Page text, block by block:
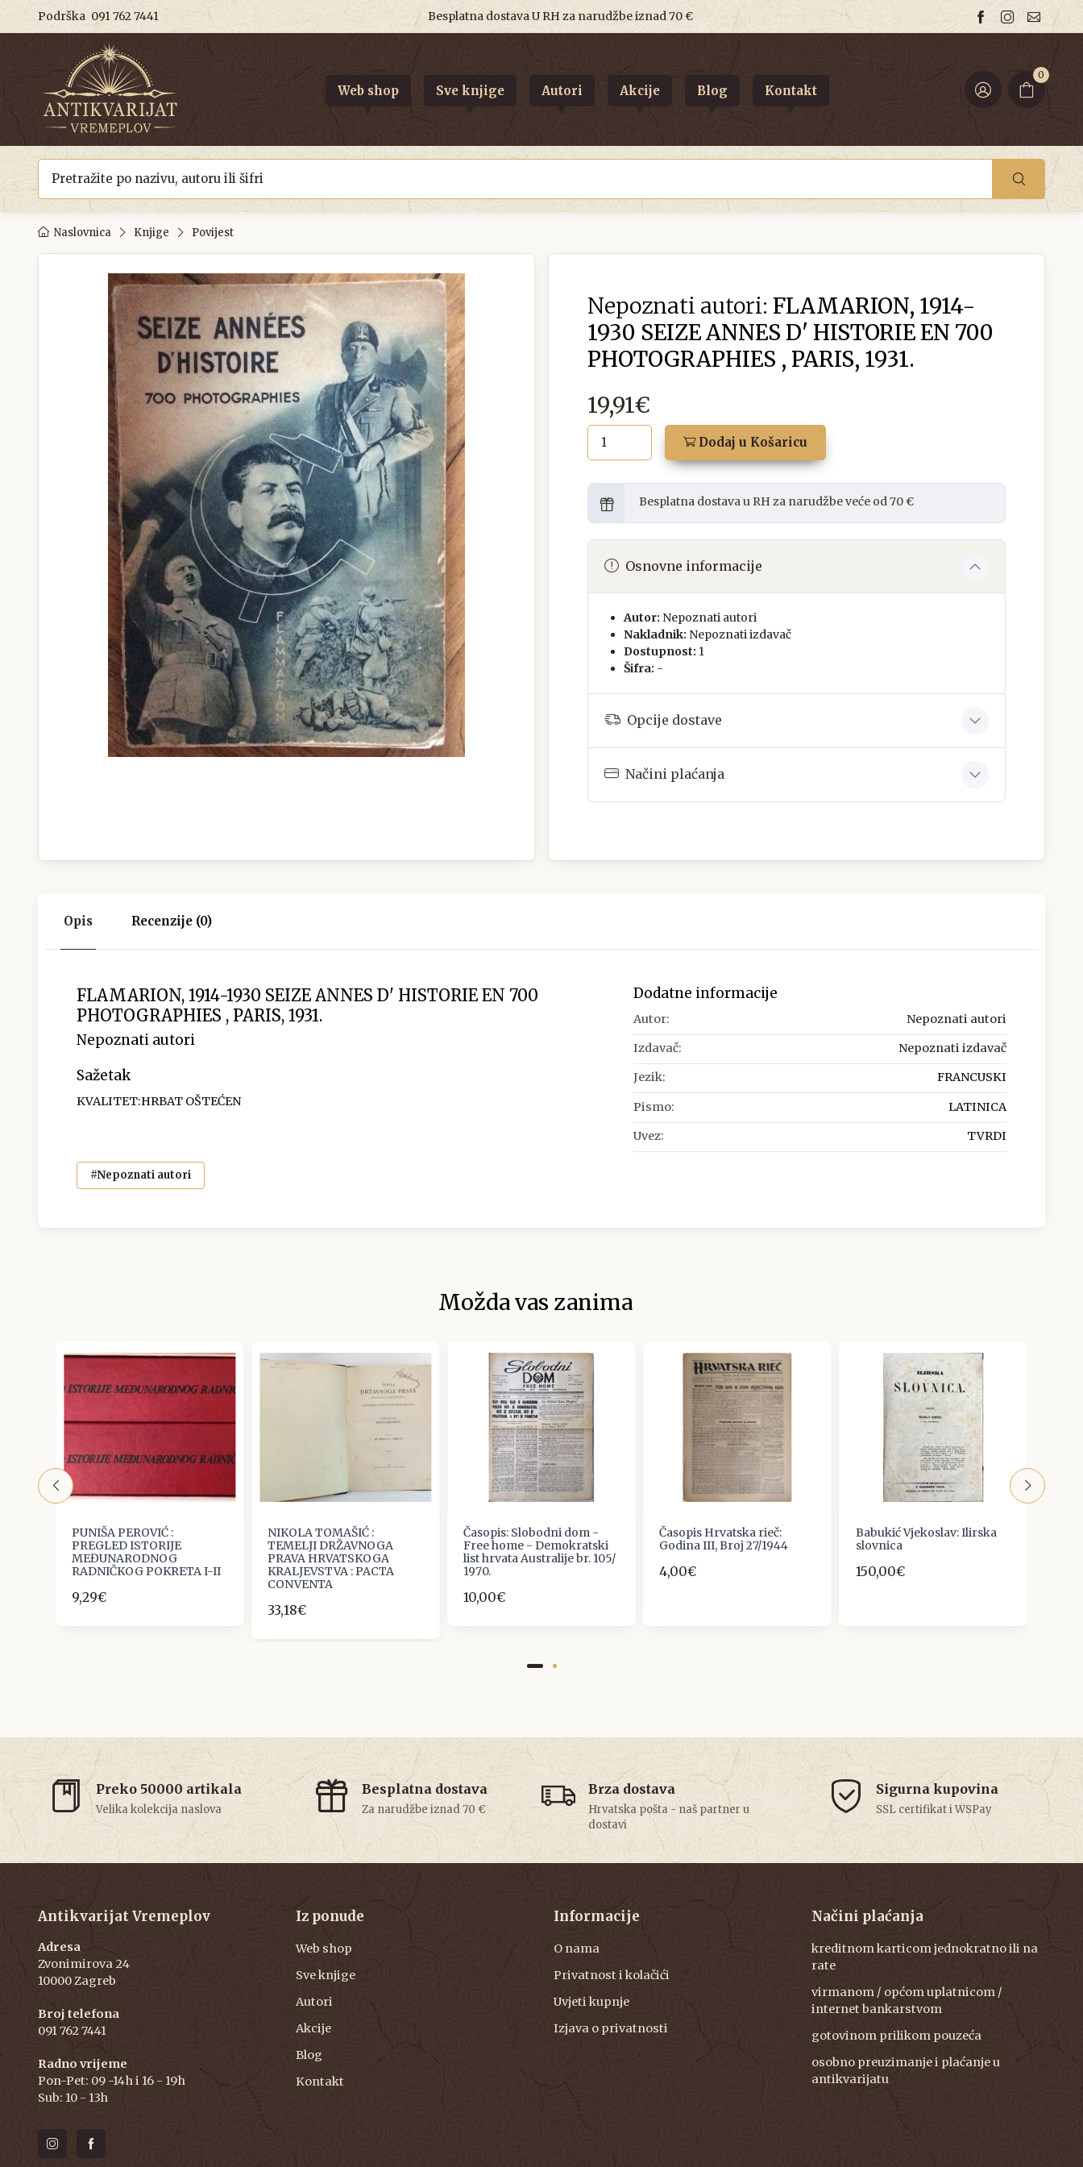
Podrška 091 762 7441 Besplatna dostava U RH za narudžbe iznad 70 €
0
Web shop Sve knjige Autori Akcije Blog Kontakt
Naslovnica Knjige Povijest
Nepoznati autori: FLAMARION, 1914-
1930 SEIZE ANNES D' HISTORIE EN 700
PHOTOGRAPHIES , PARIS, 1931.
19,91€
Dodaj u Košaricu
Besplatna dostava u RH za narudžbe veće od 70 €
Osnovne informacije
Autor: Nepoznati autori
Nakladnik: Nepoznati izdavač
Dostupnost: 1
Šifra: -
Opcije dostave
Načini plaćanja
Opis Recenzije (0)
FLAMARION, 1914-1930 SEIZE ANNES D' HISTORIE EN 700
PHOTOGRAPHIES , PARIS, 1931.
Nepoznati autori
Sažetak
KVALITET:HRBAT OŠTEĆEN
#Nepoznati autori
Dodatne informacije
Autor: Nepoznati autori
Izdavač: Nepoznati izdavač
Jezik: FRANCUSKI
Pismo: LATINICA
Uvez: TVRDI
Možda vas zanima
PUNIŠA PEROVIĆ :
PREGLED ISTORIJE
MEĐUNARODNOG
RADNIČKOG POKRETA I-II
9,29€
NIKOLA TOMAŠIĆ :
TEMELJI DRŽAVNOGA
PRAVA HRVATSKOGA
KRALJEVSTVA : PACTA
CONVENTA
33,18€
Časopis: Slobodni dom -
Free home - Demokratski
list hrvata Australije br. 105/
1970.
10,00€
Časopis Hrvatska rieč:
Godina III, Broj 27/1944
4,00€
Babukić Vjekoslav: Ilirska
slovnica
150,00€
Preko 50000 artikala
Velika kolekcija naslova
Besplatna dostava
Za narudžbe iznad 70 €
Brza dostava
Hrvatska pošta - naš partner u
dostavi
Sigurna kupovina
SSL certifikat i WSPay
Antikvarijat Vremeplov
Adresa
Zvonimirova 24
10000 Zagreb
Broj telefona
091 762 7441
Radno vrijeme
Pon-Pet: 09 -14h i 16 - 19h
Sub: 10 - 13h
Iz ponude
Web shop
Sve knjige
Autori
Akcije
Blog
Kontakt
Informacije
O nama
Privatnost i kolačići
Uvjeti kupnje
Izjava o privatnosti
Načini plaćanja
kreditnom karticom jednokratno ili na
rate
virmanom / općom uplatnicom /
internet bankarstvom
gotovinom prilikom pouzeća
osobno preuzimanje i plaćanje u
antikvarijatu